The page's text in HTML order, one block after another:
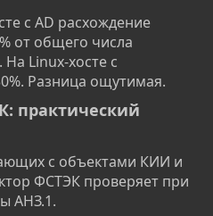
с AD расхождение
от общего числа
Linux-хосте с
Разница ощутимая.
практический
с объектами КИИ и
ФСТЭК проверяет при
АНЗ.1.